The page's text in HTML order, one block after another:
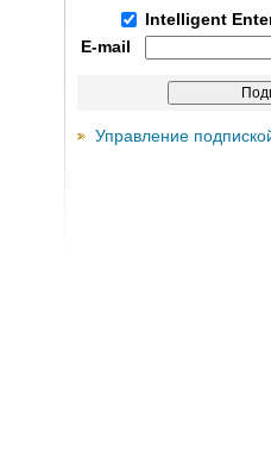
Intelligent
E-mail
Управление